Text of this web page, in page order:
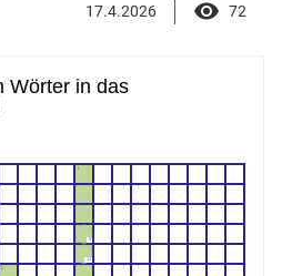
17.4.2026 72